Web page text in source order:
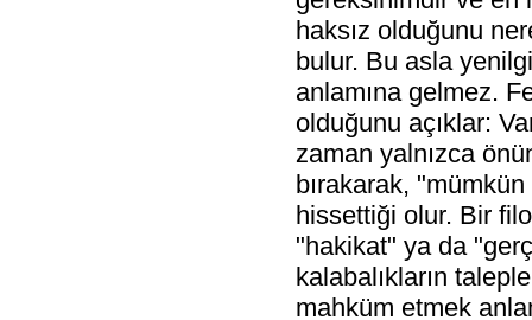
haksız olduğunu
bulur. Bu asla
anlamına gelmez.
olduğunu açıklar:
zaman yalnızca
bırakarak, "mümkün
hissettiği olur. Bir
"hakikat" ya da
kalabalıkların
mahküm etmek